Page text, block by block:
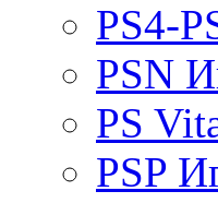
PS4-
PSN
PS
PSP